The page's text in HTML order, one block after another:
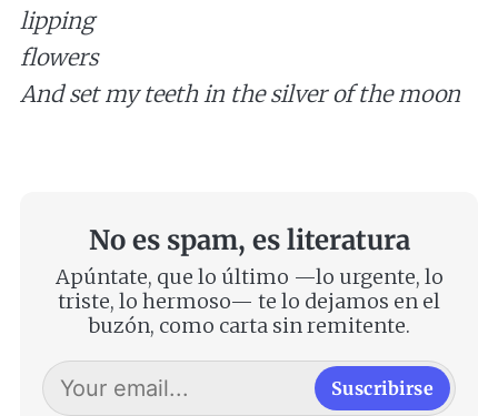
lipping
flowers
And set my teeth in the silver of the moon
No es spam, es literatura
Apúntate, que lo último —lo urgente, lo
triste, lo hermoso— te lo dejamos en el
buzón, como carta sin remitente.
Suscribirse